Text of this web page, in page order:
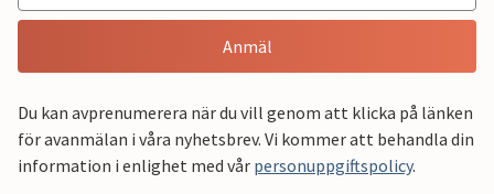
Anmäl
Du kan avprenumerera när du vill genom att klicka på länken
för avanmälan i våra nyhetsbrev. Vi kommer att behandla din
information i enlighet med vår personuppgiftspolicy.